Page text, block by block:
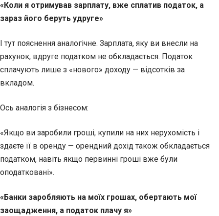
«Коли я отримував зарплату, вже сплатив податок, а
зараз його беруть удруге»
І тут пояснення аналогічне. Зарплата, яку ви внесли на
рахунок, вдруге податком не обкладається. Податок
сплачують лише з «нового» доходу — відсотків за
вкладом.
Ось аналогія з бізнесом:
«Якщо ви заробили гроші, купили на них нерухомість і
здаєте її в оренду — орендний дохід також обкладається
податком, навіть якщо первинні гроші вже були
оподатковані».
«Банки заробляють на моїх грошах, обертають мої
заощадження, а податок плачу я»